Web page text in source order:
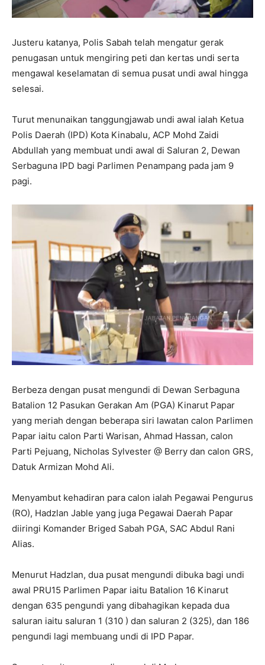
Justeru katanya, Polis Sabah telah mengatur gerak
penugasan untuk mengiring peti dan kertas undi serta
mengawal keselamatan di semua pusat undi awal hingga
selesai.
Turut menunaikan tanggungjawab undi awal ialah Ketua
Polis Daerah (IPD) Kota Kinabalu, ACP Mohd Zaidi
Abdullah yang membuat undi awal di Saluran 2, Dewan
Serbaguna IPD bagi Parlimen Penampang pada jam 9
pagi.
Berbeza dengan pusat mengundi di Dewan Serbaguna
Batalion 12 Pasukan Gerakan Am (PGA) Kinarut Papar
yang meriah dengan beberapa siri lawatan calon Parlimen
Papar iaitu calon Parti Warisan, Ahmad Hassan, calon
Parti Pejuang, Nicholas Sylvester @ Berry dan calon GRS,
Datuk Armizan Mohd Ali.
Menyambut kehadiran para calon ialah Pegawai Pengurus
(RO), Hadzlan Jable yang juga Pegawai Daerah Papar
diiringi Komander Briged Sabah PGA, SAC Abdul Rani
Alias.
Menurut Hadzlan, dua pusat mengundi dibuka bagi undi
awal PRU15 Parlimen Papar iaitu Batalion 16 Kinarut
dengan 635 pengundi yang dibahagikan kepada dua
saluran iaitu saluran 1 (310 ) dan saluran 2 (325), dan 186
pengundi lagi membuang undi di IPD Papar.